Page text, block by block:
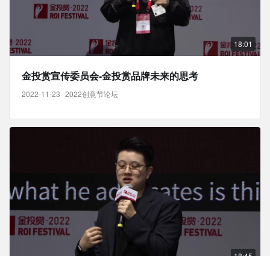
18:01
金投赏宣传委员会-金投赏品牌未来的思考
2022-11-23 2022创意节论坛